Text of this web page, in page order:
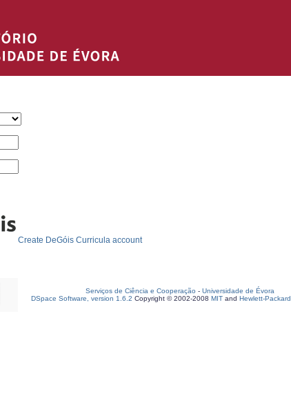
Create DeGóis Curricula account
Serviços de Ciência e Cooperação - Universidade de Évora
DSpace Software, version 1.6.2 Copyright © 2002-2008 MIT and Hewlett-Packard